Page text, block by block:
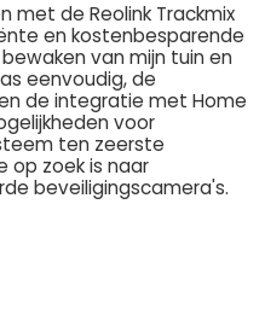
met de Reolink Trackmix
en kostenbesparende
van mijn tuin en
eenvoudig, de
de integratie met Home
voor
ten zeerste
op zoek is naar
beveiligingscamera's.